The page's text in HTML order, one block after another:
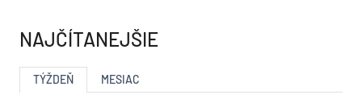
NAJČÍTANEJŠIE
TÝŽDEŇ MESIAC